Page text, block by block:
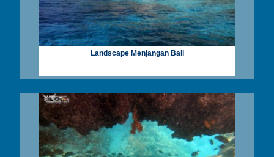
Landscape Menjangan Bali